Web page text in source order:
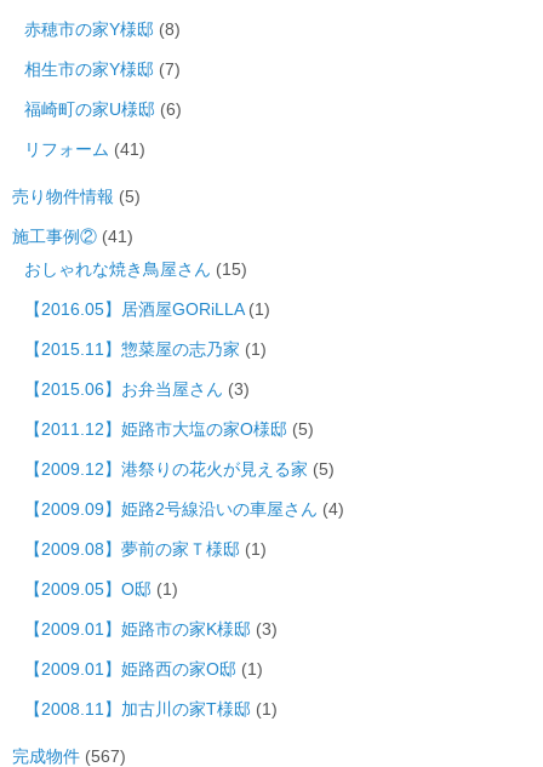
赤穂市の家Y様邸 (8)
相生市の家Y様邸 (7)
福崎町の家U様邸 (6)
リフォーム (41)
売り物件情報 (5)
施工事例② (41)
おしゃれな焼き鳥屋さん (15)
【2016.05】居酒屋GORiLLA(1)
【2015.11】惣菜屋の志乃家 (1)
【2015.06】お弁当屋さん (3)
【2011.12】姫路市大塩の家O様邸 (5)
【2009.12】港祭りの花火が見える家 (5)
【2009.09】姫路2号線沿いの車屋さん (4)
【2009.08】夢前の家Ｔ様邸 (1)
【2009.05】O邸 (1)
【2009.01】姫路市の家K様邸 (3)
【2009.01】姫路西の家O邸 (1)
【2008.11】加古川の家T様邸 (1)
完成物件 (567)